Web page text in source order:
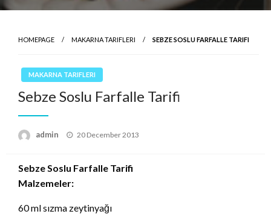
HOMEPAGE MAKARNA TARIFLERI SEBZE SOSLU FARFALLE TARIFI
MAKARNA TARIFLERI
Sebze Soslu Farfalle Tarifi
admin
Posted
20 December 2013
Sebze Soslu Farfalle Tarifi
Malzemeler:
60 ml sızma zeytinyağı